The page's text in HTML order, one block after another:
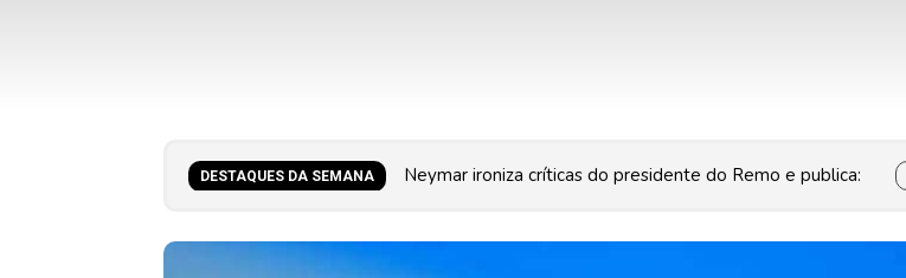
DESTAQUES DA SEMANA
Vitória goleia Athletico-PR e avança às quartas da Copa